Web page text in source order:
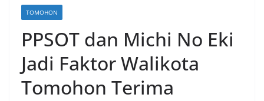
TOMOHON
PPSOT dan Michi No Eki
Jadi Faktor Walikota
Tomohon Terima